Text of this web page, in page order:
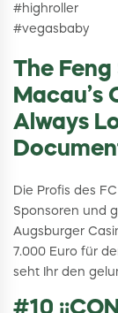
#highroller
#vegasbaby
The Feng
Macau’s
Always
Die Profis des
Sponsoren und
Augsburger
7.000 Euro für
seht Ihr den